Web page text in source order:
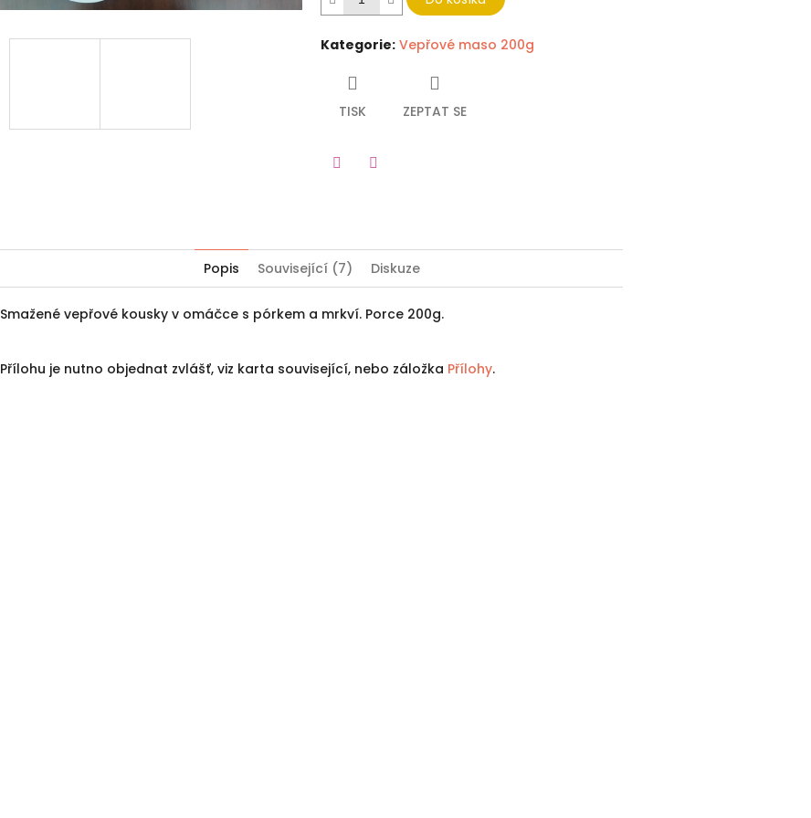
Kategorie: Vepřové maso 200g
TISK ZEPTAT SE
Popis Související (7) Diskuze
Smažené vepřové kousky v omáčce s pórkem a mrkví. Porce 200g.
Přílohu je nutno objednat zvlášť, viz karta související, nebo záložka Přílohy.